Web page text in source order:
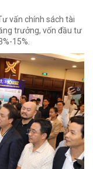
vấn chính sách tài
trưởng, vốn đầu tư
15%.